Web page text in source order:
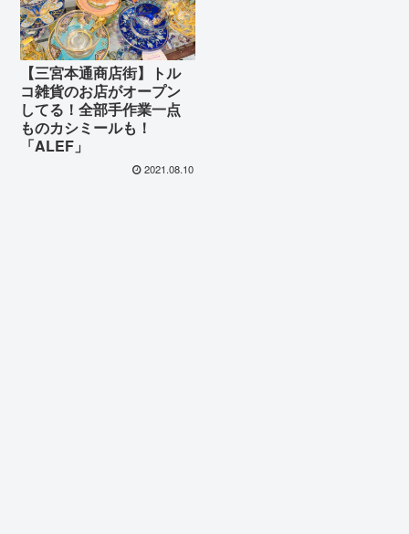
【三宮本通商店街】トル
コ雑貨のお店がオープン
してる！全部手作業一点
ものカシミールも！
「ALEF」
2021.08.10